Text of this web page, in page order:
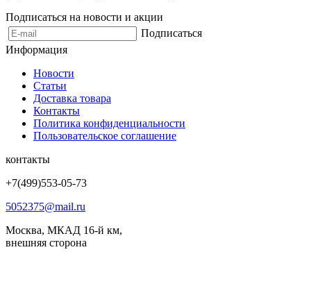
Подписаться на новости и акции
Подписаться
Информация
Новости
Статьи
Доставка товара
Контакты
Политика конфиденциальности
Пользовательское соглашение
контакты
+7(499)553-05-73
5052375@mail.ru
Москва, МКАД 16-й км,
внешняя сторона